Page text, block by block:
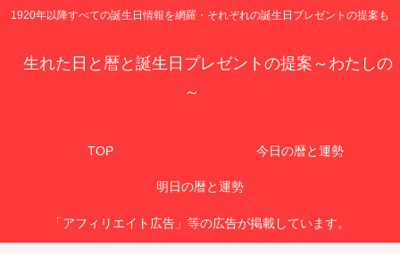
1920年以降すべての誕生日情報を網羅・それぞれの誕生日プレゼントの提案も
生れた日と暦と誕生日プレゼントの提案～わたしの
～
TOP 今日の暦と運勢
明日の暦と運勢
「アフィリエイト広告」等の広告が掲載しています。